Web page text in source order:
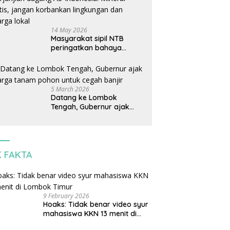
14 May 2026
Masyarakat sipil NTB
peringatkan bahaya
Indonesia: Mineral kritis,
jangan korbankan
lingkungan dan warga
lokal
5 March 2026
Datang ke Lombok
Tengah, Gubernur ajak
FAKTA
9 February 2026
Hoaks: Tidak benar video syur
mahasiswa KKN 13 menit di